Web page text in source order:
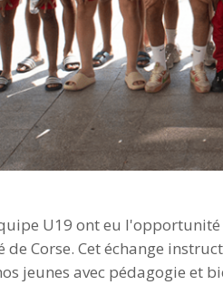
U19 ont eu
de Corse. Cet échange
jeunes avec pédagogie et